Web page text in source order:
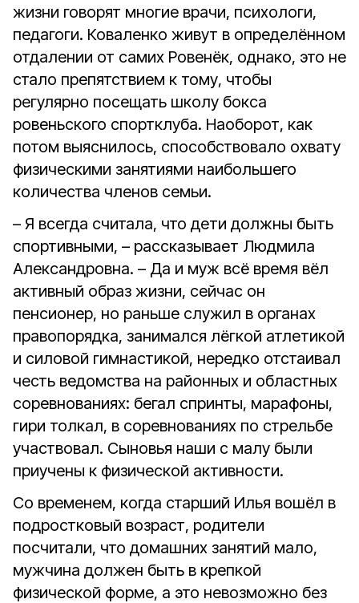
жизни говорят многие врачи, психологи,
педагоги. Коваленко живут в определённом
отдалении от самих Ровенёк, однако, это не
стало препятствием к тому, чтобы
регулярно посещать школу бокса
ровеньского спортклуба. Наоборот, как
потом выяснилось, способствовало охвату
физическими занятиями наибольшего
количества членов семьи.
– Я всегда считала, что дети должны быть
спортивными, – рассказывает Людмила
Александровна. – Да и муж всё время вёл
активный образ жизни, сейчас он
пенсионер, но раньше служил в органах
правопорядка, занимался лёгкой атлетикой
и силовой гимнастикой, нередко отстаивал
честь ведомства на районных и областных
соревнованиях: бегал спринты, марафоны,
гири толкал, в соревнованиях по стрельбе
участвовал. Сыновья наши с малу были
приучены к физической активности.
Со временем, когда старший Илья вошёл в
подростковый возраст, родители
посчитали, что домашних занятий мало,
мужчина должен быть в крепкой
физической форме, а это невозможно без